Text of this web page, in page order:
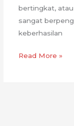
bertingkat,
sangat
keberhasilan
Quarry
Read More »